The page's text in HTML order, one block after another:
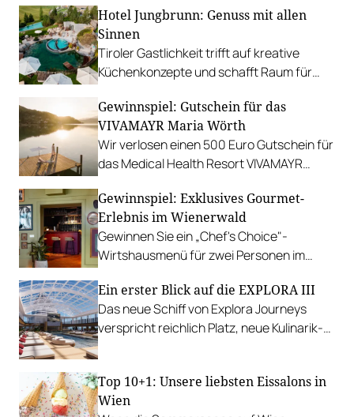
Hotel Jungbrunn: Genuss mit allen
Sinnen
Tiroler Gastlichkeit trifft auf kreative
Küchenkonzepte und schafft Raum für
Gewinnen Sie eine Auszeit in Tannheim.
Gewinnspiel: Gutschein für das
VIVAMAYR Maria Wörth
Wir verlosen einen 500 Euro Gutschein für
das Medical Health Resort VIVAMAYR
Gewinnspiel: Exklusives Gourmet-
Erlebnis im Wienerwald
Gewinnen Sie ein „Chef's Choice"-
Wirtshausmenü für zwei Personen im
Gumpoldskirchen.
Ein erster Blick auf die EXPLORA III
Das neue Schiff von Explora Journeys
verspricht reichlich Platz, neue Kulinarik-
Top 10+1: Unsere liebsten Eissalons in
Wien